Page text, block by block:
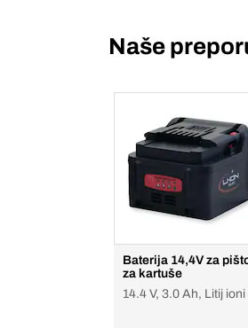
Naše
Baterija 14,4V za
za kartuše
14.4 V, 3.0 Ah, Litij ioni